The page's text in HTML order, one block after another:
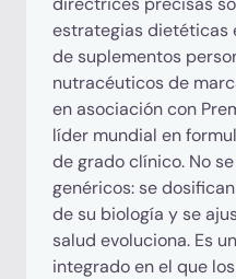
estrategias dietéticas
de suplementos
nutracéuticos de
en asociación con
líder mundial en
de grado clínico. No
genéricos: se
de su biología y se
salud evoluciona. Es
integrado en el que